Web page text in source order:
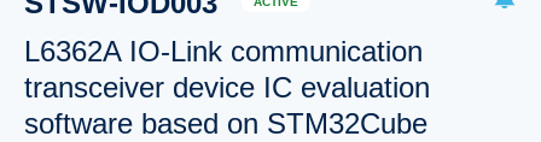
L6362A IO-Link communication
transceiver device IC evaluation
software based on STM32Cube